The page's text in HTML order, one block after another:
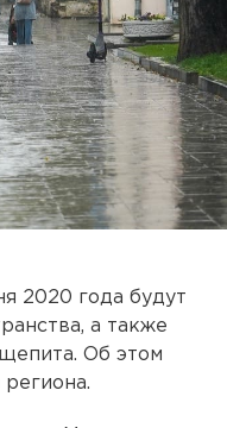
2020 года будут
а также
Об этом